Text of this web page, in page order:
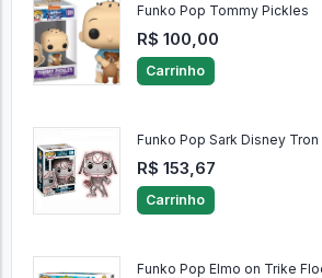
Funko Pop Tommy Pickles
R$ 100,00
Carrinho
Funko Pop Sark Disney Tron
R$ 153,67
Carrinho
Funko Pop Elmo on Trike